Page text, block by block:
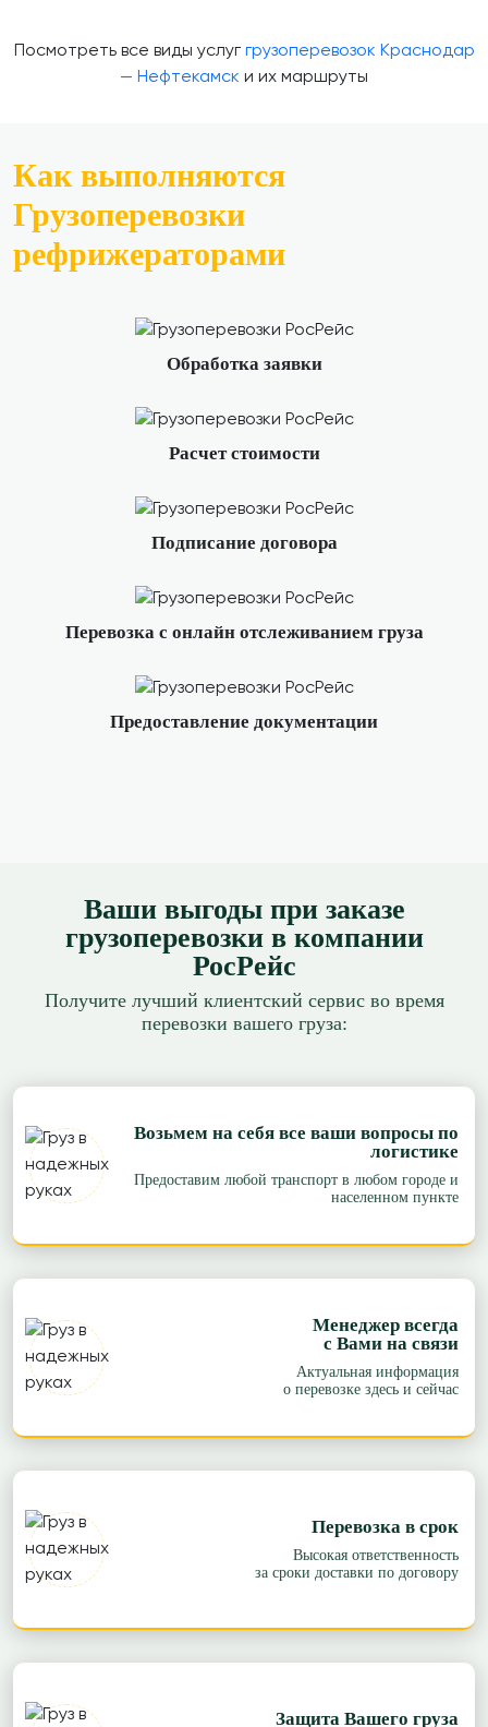
Посмотреть все виды услуг грузоперевозок Краснодар
— Нефтекамск и их маршруты
Как выполняются
Грузоперевозки
рефрижераторами
Обработка заявки
Расчет стоимости
Подписание договора
Перевозка с онлайн отслеживанием груза
Предоставление документации
Ваши выгоды при заказе
грузоперевозки в компании
РосРейс
Получите лучший клиентский сервис во время
перевозки вашего груза:
Возьмем на себя все ваши вопросы по
логистике
Предоставим любой транспорт в любом городе и
населенном пункте
Менеджер всегда
с Вами на связи
Актуальная информация
о перевозке здесь и сейчас
Перевозка в срок
Высокая ответственность
за сроки доставки по договору
Защита Вашего груза